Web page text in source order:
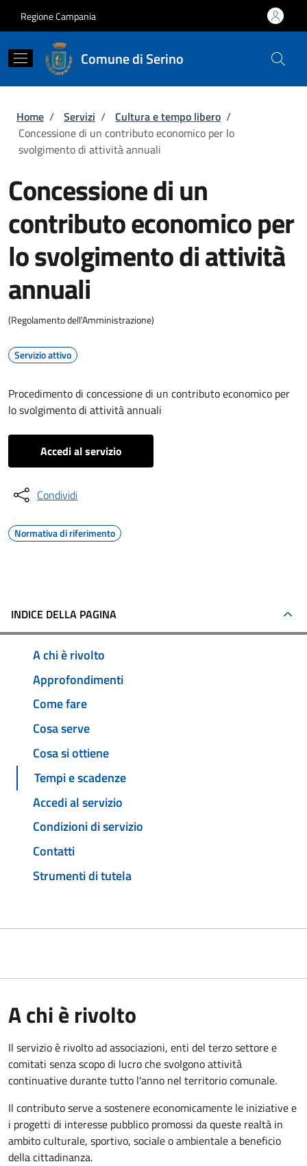
Regione Campania
Comune di Serino
Briciole di pane
Home / Servizi / Cultura e tempo libero /
Concessione di un contributo economico per lo
svolgimento di attività annuali
Concessione di un
contributo economico per
lo svolgimento di attività
annuali
(Regolamento dell'Amministrazione)
Servizio attivo
Procedimento di concessione di un contributo economico per
lo svolgimento di attività annuali
Accedi al servizio
Condividi
Normativa di riferimento
INDICE DELLA PAGINA
A chi è rivolto
Approfondimenti
Come fare
Cosa serve
Cosa si ottiene
Tempi e scadenze
Accedi al servizio
Condizioni di servizio
Contatti
Strumenti di tutela
A chi è rivolto
Il servizio è rivolto ad associazioni, enti del terzo settore e
comitati senza scopo di lucro che svolgono attività
continuative durante tutto l'anno nel territorio comunale.
Il contributo serve a sostenere economicamente le iniziative e
i progetti di interesse pubblico promossi da queste realtà in
ambito culturale, sportivo, sociale o ambientale a beneficio
della cittadinanza.